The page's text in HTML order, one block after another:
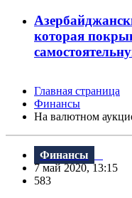
которая
Главная страница
Финансы
На валютном
Финансы
7 май 2020, 13:15
583